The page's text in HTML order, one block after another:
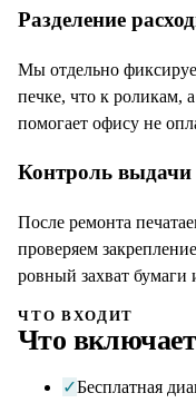
Разделение
Мы отдельно
печке, что к роликам,
помогает офису не
Контроль выдачи
После ремонта
проверяем
ровный захват бумаги
ЧТО ВХОДИТ
Что
✓Бесплатная